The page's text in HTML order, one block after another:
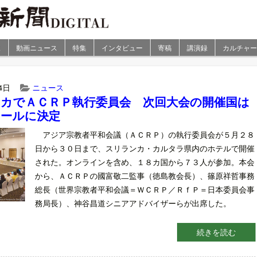
動画ニュース 特集 インタビュー 寄稿 講演録 カルチャー
ニュース
でＡＣＲＰ執行委員会 次回大会の開催国は
ルに決定
アジア宗教者平和会議（ＡＣＲＰ）の執行委員会が５月２８
日から３０日まで、スリランカ・カルタラ県内のホテルで開催
された。オンラインを含め、１８カ国から７３人が参加。本会
から、ＡＣＲＰの國富敬二監事（徳島教会長）、篠原祥哲事務
総長（世界宗教者平和会議＝ＷＣＲＰ／ＲｆＰ＝日本委員会事
務局長）、神谷昌道シニアアドバイザーらが出席した。
続きを読む